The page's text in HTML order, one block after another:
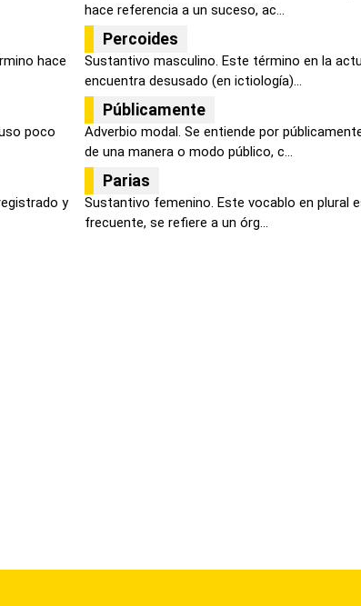
hace referencia a un suceso, ac...
hace
Percoides
Sustantivo masculino. Este término en la
encuentra desusado (en ictiología)...
poco
Públicamente
Adverbio modal. Se entiende por
de una manera o modo público, c...
y
Parias
Sustantivo femenino. Este vocablo en plural
frecuente, se refiere a un órg...